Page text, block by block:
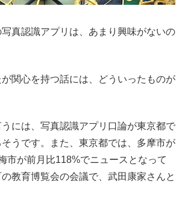
真認識アプリは、あまり興味がないの
関心を持つ話には、どういったものが
には、写真認識アプリ口論が東京都で
うです。また、東京都では、多摩市が
市が前月比118%でニュースとなって
教育博覧会の会議で、武田康家さんと